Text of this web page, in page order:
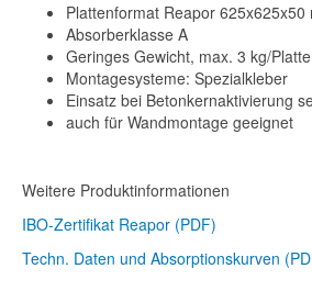
Plattenformat Reapor 625x625x50
Absorberklasse A
Geringes Gewicht, max. 3 kg/
Montagesysteme: Spezialkleber
Einsatz bei Betonkernaktivierung
auch für Wandmontage geeignet
Weitere Produktinformationen
IBO-Zertifikat Reapor (PDF)
Techn. Daten und Absorptionskurven